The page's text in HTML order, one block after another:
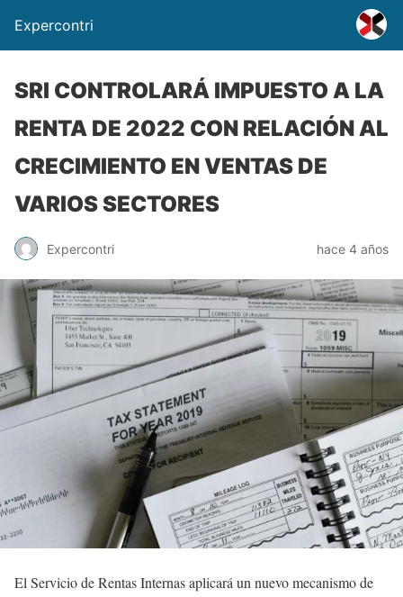
Expercontri
SRI CONTROLARÁ IMPUESTO A LA
RENTA DE 2022 CON RELACIÓN AL
CRECIMIENTO EN VENTAS DE
VARIOS SECTORES
Expercontri hace 4 años
El Servicio de Rentas Internas aplicará un nuevo mecanismo de